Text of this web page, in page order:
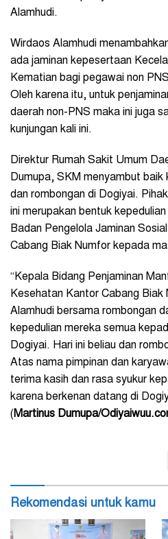
Alamhudi.
Wirdaos Alamhudi
ada jaminan kepesertaan
Kematian bagi pegawai non
Oleh karena itu, untuk
daerah non-PNS maka ini juga
kunjungan kali ini.
Direktur Rumah Sakit Umum
Dumupa, SKM menyambut baik
dan rombongan di Dogiyai.
ini merupakan bentuk
Badan Pengelola Jaminan
Cabang Biak Numfor kepada
“Kepala Bidang Penjaminan
Kesehatan Kantor Cabang Biak
Alamhudi bersama rombongan
kepedulian mereka semua
Dogiyai. Hari ini beliau dan
Atas nama pimpinan dan
terima kasih dan rasa syukur
karena berkenan datang di
(Martinus Dumupa/
Rekomendasi untuk kamu